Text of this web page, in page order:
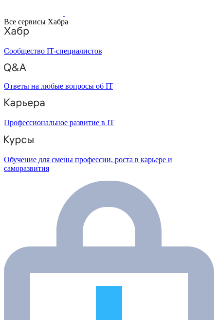
Все сервисы Хабра
Сообщество IT-специалистов
Ответы на любые вопросы об IT
Профессиональное развитие в IT
Обучение для смены профессии, роста в карьере и
саморазвития